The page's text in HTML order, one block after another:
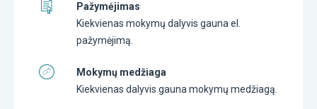
Pažymėjimas
Kiekvienas mokymų dalyvis gauna el.
pažymėjimą.
Mokymų medžiaga
Kiekvienas dalyvis gauna mokymų medžiagą.